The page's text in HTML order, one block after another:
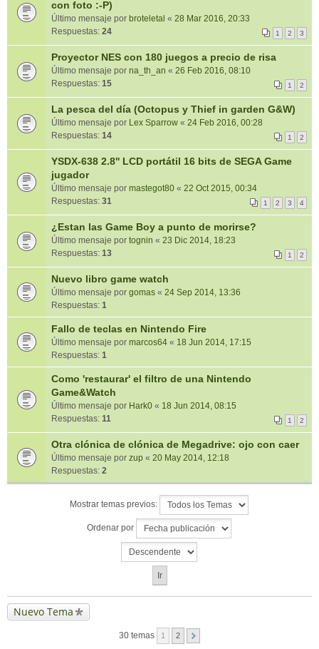
con foto :-P)
Último mensaje por broteletal « 28 Mar 2016, 20:33
Respuestas: 24 1 2 3
Proyector NES con 180 juegos a precio de risa
Último mensaje por na_th_an « 26 Feb 2016, 08:10
Respuestas: 15 1 2
La pesca del día (Octopus y Thief in garden G&W)
Último mensaje por Lex Sparrow « 24 Feb 2016, 00:28
Respuestas: 14 1 2
YSDX-638 2.8'' LCD portátil 16 bits de SEGA Game
jugador
Último mensaje por mastegot80 « 22 Oct 2015, 00:34
Respuestas: 31 1 2 3 4
¿Estan las Game Boy a punto de morirse?
Último mensaje por tognin « 23 Dic 2014, 18:23
Respuestas: 13 1 2
Nuevo libro game watch
Último mensaje por gomas « 24 Sep 2014, 13:36
Respuestas: 1
Fallo de teclas en Nintendo Fire
Último mensaje por marcos64 « 18 Jun 2014, 17:15
Respuestas: 1
Como 'restaurar' el filtro de una Nintendo
Game&Watch
Último mensaje por Hark0 « 18 Jun 2014, 08:15
Respuestas: 11 1 2
Otra clónica de clónica de Megadrive: ojo con caer
Último mensaje por zup « 20 May 2014, 12:18
Respuestas: 2
Mostrar temas previos:
Ordenar por
Nuevo Tema
30 temas 1 2